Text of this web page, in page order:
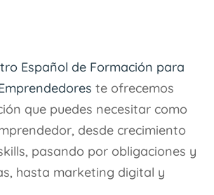
Español de Formación para
te ofrecemos
que puedes necesitar como
desde crecimiento
pasando por obligaciones y
hasta marketing digital y